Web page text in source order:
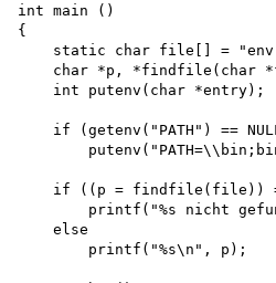
int main ()
{
static char file[] =
char *p, *findfile(char
    int putenv(char *entry);
if (getenv("PATH") ==
if ((p = findfile(file))
printf("%s nicht
    else
        printf("%s\n", p);